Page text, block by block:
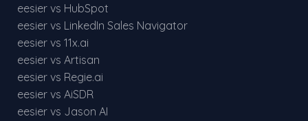
eesier vs HubSpot
eesier vs LinkedIn Sales Navigator
eesier vs 11x.ai
eesier vs Artisan
eesier vs Regie.ai
eesier vs AiSDR
eesier vs Jason AI